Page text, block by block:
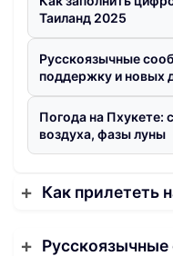
Таиланд 2025
Русскоязычные
поддержку и новых
Погода на Пхукете:
воздуха, фазы луны
Как прилететь